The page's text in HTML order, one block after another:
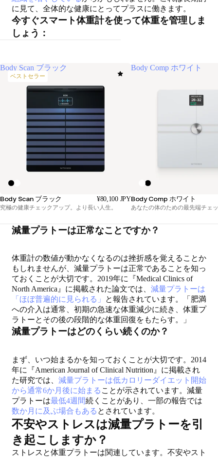
に見て、全体的な健康にとってプラスに働きます。
今すぐスマート体重計を使って体重を管理しま
しょう：
Body Scan ブラック
ベストセラー
Body Scan ブラック ¥80,100 JPY
究極の健康チェックアップ。より長い人生。
Body Comp ホワイト
Body Comp ホワイト
あなたの体のための最先端チェ
減量プラトーは正常なことですか？
体重計の数値が動かなくなるのは挫折感を覚えることか
もしれませんが、減量プラトーは正常であることを知っ
ておくことが大切です。2019年に『Medical Clinics of
North America』に掲載された論文では、 減量プラトーは
「ほぼ普遍的に見られる」
と報告されています。「肥満
への介入は通常、初期の急速な体重減少に続き、体重プ
ラトーとその後の段階的な体重回復をもたらす。」
減量プラトーはどのくらい続くのか？
まず、いつ始まるかを知っておくことが大切です。2014
年に『American Journal of Clinical Nutrition』に掲載され
た研究では、 減量プラトーは低カロリーダイエット開始
から通常6か月後に始まる ことが示されています。減量
プラトーは最低4週間続くことがあり、一部の報告では
数か月に及ぶ場合もある とされています。
不安やストレスは減量プラトーを引
き起こしますか？
ストレスと体重プラトーは関連しています。不安やスト